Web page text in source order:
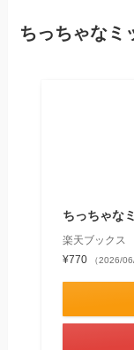
ちっちゃなミ
ちっちゃな
楽天ブックス
¥770
（2026/